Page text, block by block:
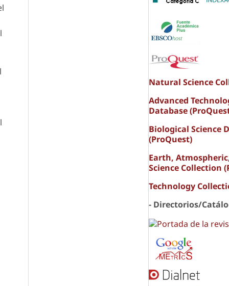
Natural Science
Advanced
Database
Biological Science
(ProQuest)
Earth,
Science Collection
Technology
- Directorios/